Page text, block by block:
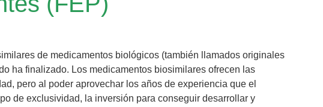
de medicamentos biológicos (también llamados originales
ha finalizado. Los medicamentos biosimilares ofrecen las
pero al poder aprovechar los años de experiencia que el
de exclusividad, la inversión para conseguir desarrollar y